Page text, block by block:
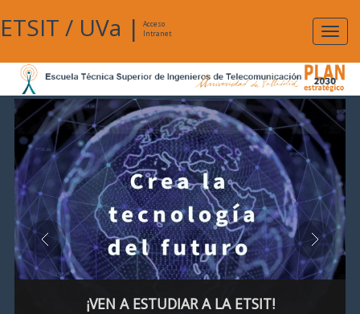
ETSIT / UVa |
Acceso
Intranet
¡VEN A ESTUDIAR A LA ETSIT!